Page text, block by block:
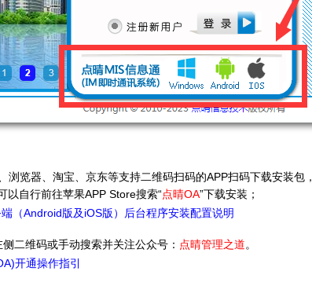
浏览器、淘宝、京东等支持二维码扫码的APP扫码下载安装包，
以自行前往苹果APP Store搜索“点晴OA”下载安装；
（Android版及iOS版）后台程序安装配置说明
二维码或手动搜索并关注公众号： 点晴管理之道。
开通操作指引